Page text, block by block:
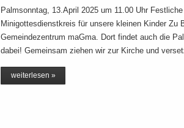
Palmsonntag, 13.April 2025 um 11.00 Uhr
Minigottesdienstkreis für unsere kleinen Kinder Zu
Gemeindezentrum maGma. Dort findet auch die
dabei! Gemeinsam ziehen wir zur Kirche und
weiterlesen »